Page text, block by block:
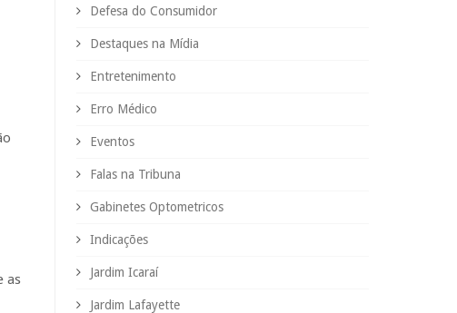
as
Defesa do Consumidor
Destaques na Mídia
Entretenimento
Erro Médico
Eventos
Falas na Tribuna
Gabinetes Optometricos
Indicações
Jardim Icaraí
Jardim Lafayette